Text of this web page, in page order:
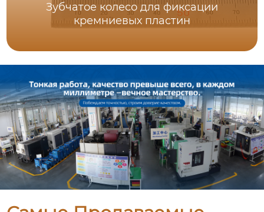
Зубчатое колесо для фиксации
кремниевых пластин